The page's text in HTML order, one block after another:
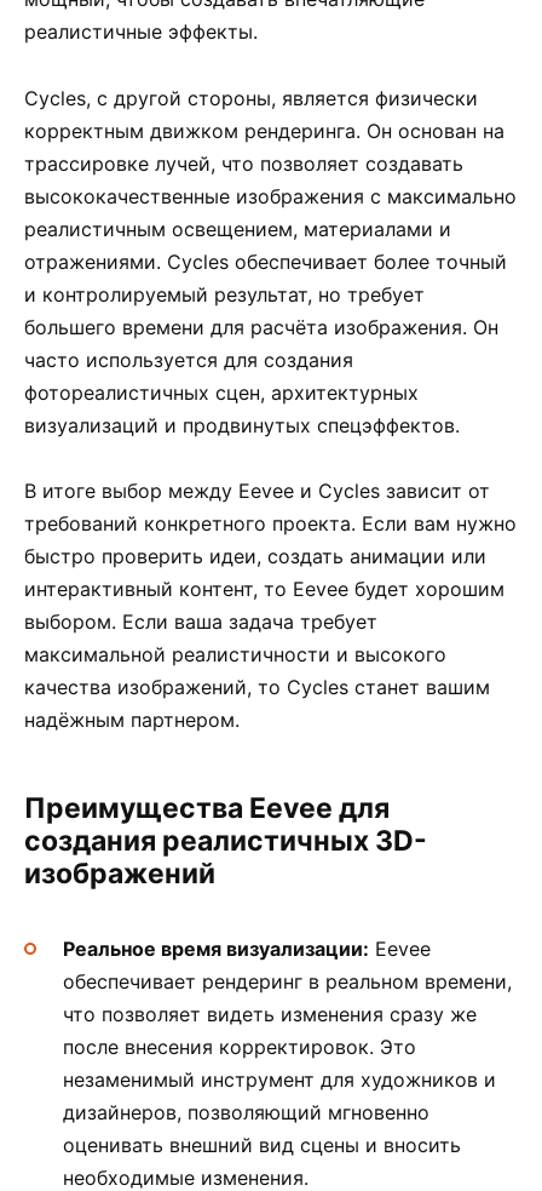
реалистичные эффекты.
Cycles, с другой стороны, является физически
корректным движком рендеринга. Он основан на
трассировке лучей, что позволяет создавать
высококачественные изображения с максимально
реалистичным освещением, материалами и
отражениями. Cycles обеспечивает более точный
и контролируемый результат, но требует
большего времени для расчёта изображения. Он
часто используется для создания
фотореалистичных сцен, архитектурных
визуализаций и продвинутых спецэффектов.
В итоге выбор между Eevee и Cycles зависит от
требований конкретного проекта. Если вам нужно
быстро проверить идеи, создать анимации или
интерактивный контент, то Eevee будет хорошим
выбором. Если ваша задача требует
максимальной реалистичности и высокого
качества изображений, то Cycles станет вашим
надёжным партнером.
Преимущества Eevee для
создания реалистичных 3D-
изображений
Реальное время визуализации: Eevee
обеспечивает рендеринг в реальном времени,
что позволяет видеть изменения сразу же
после внесения корректировок. Это
незаменимый инструмент для художников и
дизайнеров, позволяющий мгновенно
оценивать внешний вид сцены и вносить
необходимые изменения.